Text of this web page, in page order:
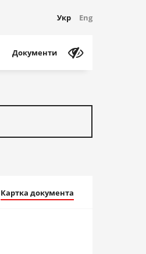
Укр Eng
Документи
Картка документа